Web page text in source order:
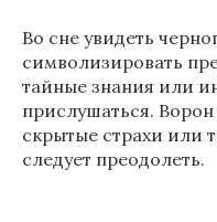
Во сне увидеть
символизировать
тайные знания или
прислушаться.
скрытые страхи или
следует преодолеть.